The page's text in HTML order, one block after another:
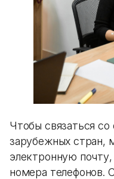
Чтобы связаться
зарубежных стран,
электронную
номера телефонов.